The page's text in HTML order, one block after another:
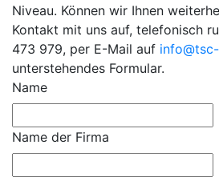
Niveau. Können wir Ihnen
Kontakt mit uns auf, telefonisch
473 979, per E-Mail auf
unterstehendes Formular.
Name
Name der Firma